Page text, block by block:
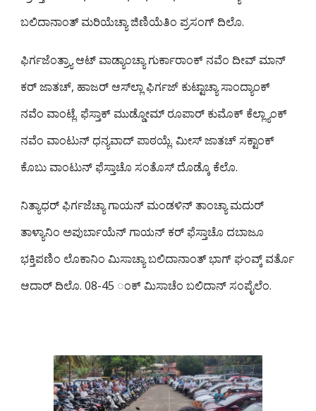
ಬಲಿದಾನಾಂತ್ ಮರಿಯೆಚ್ಯಾ ಜಿಣಿಯೆತಿಂ ಪ್ರಸಂಗ್ ದಿಲೊ.
ಫಿರ್ಗಜೆಂತ್ರ್ಯಾ ಆಟ್ ವಾಡ್ಯಾಂಚ್ಯಾ ಗುರ್ಕಾರಾಂಕ್ ನವೆಂ ದೀವ್ ಮಾನ್
ಕರ್ ಜಾತಚ್, ಹಾಜರ್ ಆಸ್‌ಲ್ಲಾ ಫಿರ್ಗಜ್ ಕುಟ್ಟಾಚ್ಯಾ ಸಾಂದ್ಯಾಂಕ್
ನವೆಂ ವಾಂಟ್ಲೆ. ಫೆಸ್ತಾಕ್ ಮುಡ್ಡೋಮ್ ರೂಪಾರ್ ಕುಮೊಕ್ ಕೆಲ್ಲ್ಯಾಂಕ್
ನವೆಂ ವಾಂಟುನ್ ಧನ್ಯವಾದ್ ಪಾಠಯ್ಲೆ. ಮೀಸ್ ಜಾತಚ್ ಸಕ್ಟಾಂಕ್
ಕೊಬು ವಾಂಟುನ್ ಫೆಸ್ತಾಚೊ ಸಂತೊಸ್ ದೊಡ್ಕೊ ಕೆಲೊ.
ನಿತ್ಯಾಧರ್ ಫಿರ್ಗಜೆಚ್ಯಾ ಗಾಯನ್ ಮಂಡಳಿನ್ ತಾಂಚ್ಯಾ ಮದುರ್
ತಾಳ್ಯಾನಿಂ ಅಪುರ್ಬಾಯೆನ್ ಗಾಯನ್ ಕರ್ ಫೆಸ್ತಾಚೊ ದಬಾಜೂ
ಭಕ್ತಿಪಣಿಂ ಲೊಕಾನಿಂ ಮಿಸಾಚ್ಯಾ ಬಲಿದಾನಾಂತ್ ಭಾಗ್ ಘಂವ್ಕ್ ವರ್ತೊ
ಆದಾರ್ ದಿಲೊ. 08-45 ಂಕ್ ಮಿಸಾಚೆಂ ಬಲಿದಾನ್ ಸಂಪೈಲೆಂ.